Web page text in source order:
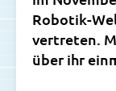
Robotik-
vertreten.
über ihr